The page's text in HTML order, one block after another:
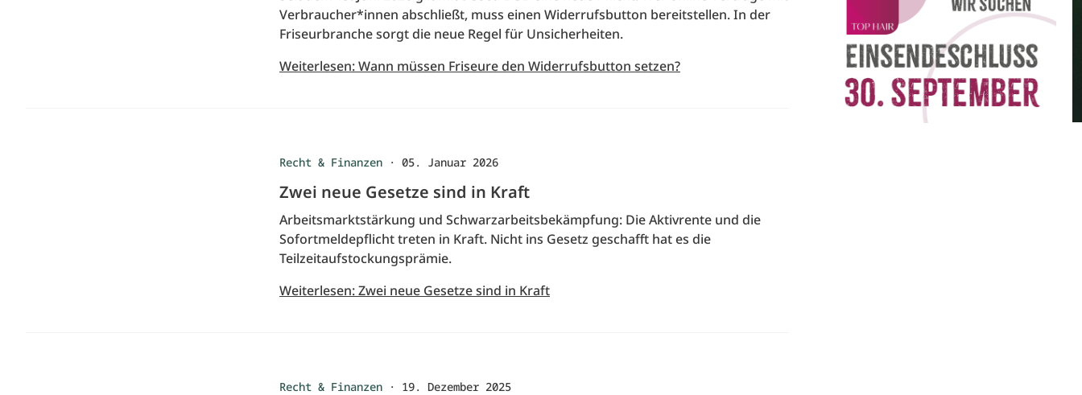
Verbraucher*innen abschließt, muss einen Widerrufsbutton bereitstellen. In der
Friseurbranche sorgt die neue Regel für Unsicherheiten.
Weiterlesen: Wann müssen Friseure den Widerrufsbutton setzen?
Recht & Finanzen · 05. Januar 2026
Zwei neue Gesetze sind in Kraft
Arbeitsmarktstärkung und Schwarzarbeitsbekämpfung: Die Aktivrente und die
Sofortmeldepflicht treten in Kraft. Nicht ins Gesetz geschafft hat es die
Teilzeitaufstockungsprämie.
Weiterlesen: Zwei neue Gesetze sind in Kraft
Recht & Finanzen · 19. Dezember 2025